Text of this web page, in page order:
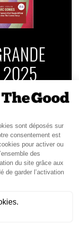
2025
les
? |
de la Good
de Marc
Officer